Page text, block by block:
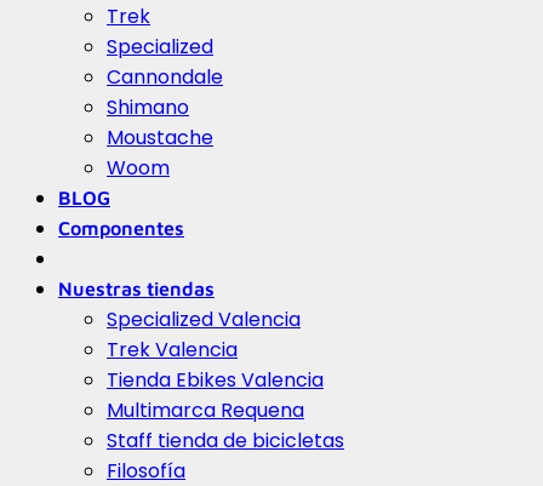
Trek
Specialized
Cannondale
Shimano
Moustache
Woom
BLOG
Componentes
Nuestras tiendas
Specialized Valencia
Trek Valencia
Tienda Ebikes Valencia
Multimarca Requena
Staff tienda de bicicletas
Filosofía